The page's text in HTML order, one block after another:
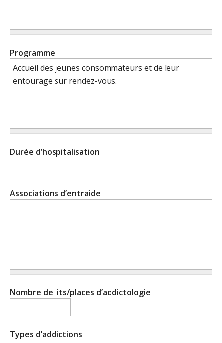
Programme
Durée d’hospitalisation
Associations d’entraide
Nombre de lits/places d’addictologie
Types d’addictions